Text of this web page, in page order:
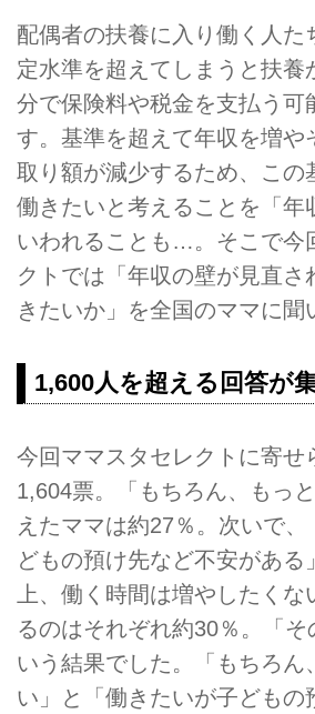
配偶者の扶養に入り働く人た
定水準を超えてしまうと扶養
分で保険料や税金を支払う可
す。基準を超えて年収を増や
取り額が減少するため、この
働きたいと考えることを「年
いわれることも…。そこで今
クトでは「年収の壁が見直さ
きたいか」を全国のママに聞
1,600人を超える回答が
今回ママスタセレクトに寄せ
1,604票。「もちろん、もっ
えたママは約27％。次いで
どもの預け先など不安がある
上、働く時間は増やしたく
るのはそれぞれ約30％。「そ
いう結果でした。「もちろん
い」と「働きたいが子どもの